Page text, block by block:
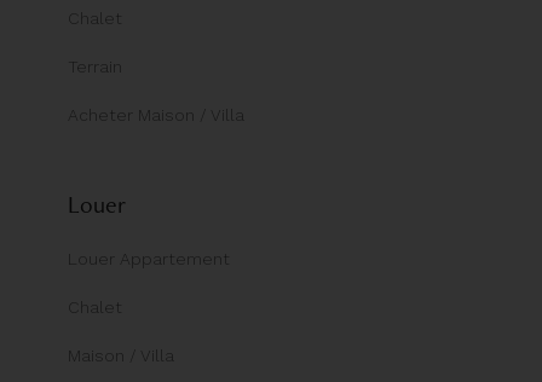
Chalet
Terrain
Acheter Maison / Villa
Louer
Louer Appartement
Chalet
Maison / Villa